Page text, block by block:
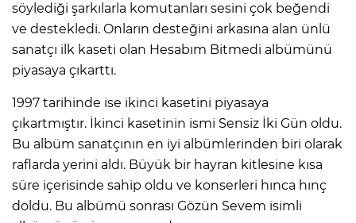
söylediği şarkılarla komutanları sesini çok beğendi
ve destekledi. Onların desteğini arkasına alan ünlü
sanatçı ilk kaseti olan Hesabım Bitmedi albümünü
piyasaya çıkarttı.
1997 tarihinde ise ikinci kasetini piyasaya
çıkartmıştır. İkinci kasetinin ismi Sensiz İki Gün oldu.
Bu albüm sanatçının en iyi albümlerinden biri olarak
raflarda yerini aldı. Büyük bir hayran kitlesine kısa
süre içerisinde sahip oldu ve konserleri hınca hınç
doldu. Bu albümü sonrası Gözün Sevem isimli